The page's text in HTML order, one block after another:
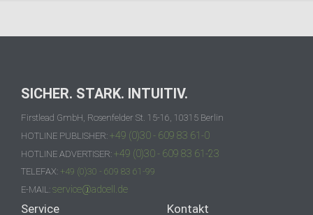
SICHER. STARK. INTUITIV.
Firstlead GmbH, Rosenfelder St. 15-16, 10315 Berlin
HOTLINE PUBLISHER: +49 (0)30 - 609 83 61-0
HOTLINE ADVERTISER: +49 (0)30 - 609 83 61-23
TELEFAX: +49 (0)30 - 609 83 61-99
E-MAIL: service@adcell.de
Service Kontakt